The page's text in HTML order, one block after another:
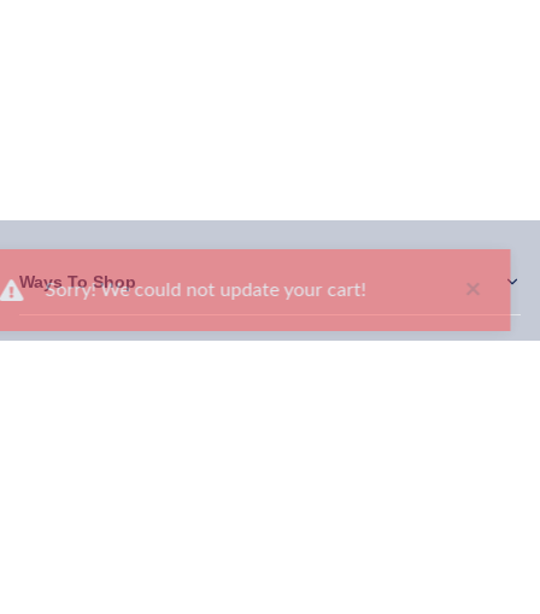
Ways To Shop
Services
Sorry! We could not update your cart!